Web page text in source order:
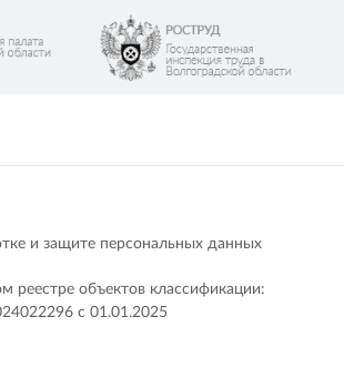
и защите персональных данных
реестре объектов классификации:
c 01.01.2025